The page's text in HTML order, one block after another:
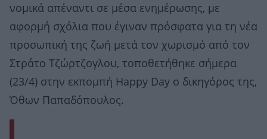
νομικά απέναντι σε μέσα ενημέρωσης, με
αφορμή σχόλια που έγιναν πρόσφατα για τη νέα
προσωπική της ζωή μετά τον χωρισμό από τον
Στράτο Τζώρτζογλου, τοποθετήθηκε σήμερα
(23/4) στην εκπομπή Happy Day ο δικηγόρος της,
Όθων Παπαδόπουλος.